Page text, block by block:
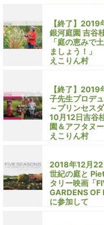
【終了】2019
銀河庭園 吉谷
「庭の恵みで
ましょう！」
えこりん村
【終了】
子先生プロデ
～プリンセス
10月12日吉谷
園＆アフタヌ
えこりん村
2018年12月22
世紀の庭と
タリー映画「
GARDENS OF
に参加して